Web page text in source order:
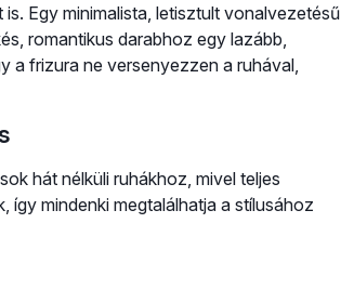
Egy minimalista, letisztult vonalvezetésű
romantikus darabhoz egy lazább,
a frizura ne versenyezzen a ruhával,
hát nélküli ruhákhoz, mivel teljes
mindenki megtalálhatja a stílusához